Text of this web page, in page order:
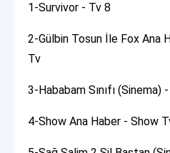
1-Survivor - Tv 8
2-Gülbin Tosun İle Fox Ana
Tv
3-Hababam Sınıfı (Sinema)
4-Show Ana Haber - Show